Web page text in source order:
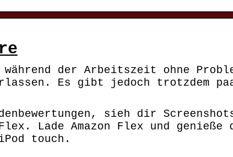
der Arbeitszeit ohne
Es gibt jedoch trotzdem
sieh dir
Lade Amazon Flex und genieße
touch.